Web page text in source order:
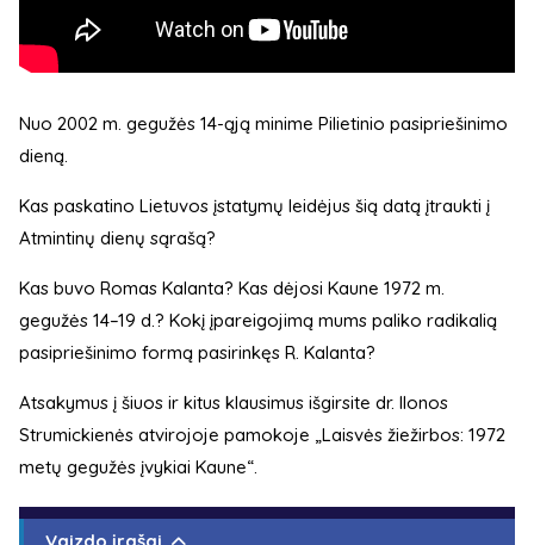
Nuo 2002 m. gegužės 14-ąją minime Pilietinio pasipriešinimo
dieną.
Kas paskatino Lietuvos įstatymų leidėjus šią datą įtraukti į
Atmintinų dienų sąrašą?
Kas buvo Romas Kalanta? Kas dėjosi Kaune 1972 m.
gegužės 14–19 d.? Kokį įpareigojimą mums paliko radikalią
pasipriešinimo formą pasirinkęs R. Kalanta?
Atsakymus į šiuos ir kitus klausimus išgirsite dr. Ilonos
Strumickienės atvirojoje pamokoje „Laisvės žiežirbos: 1972
metų gegužės įvykiai Kaune“.